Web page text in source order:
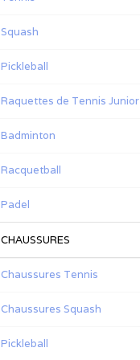
Squash
Pickleball
Raquettes de Tennis Junior
Badminton
Racquetball
Padel
CHAUSSURES
Chaussures Tennis
Chaussures Squash
Pickleball